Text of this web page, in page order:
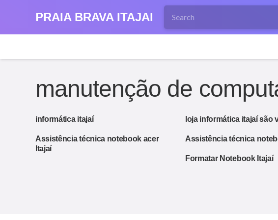
PRAIA BRAVA ITAJAI
manutenção de
informática itajaí loja informática itajaí são
Assistência técnica notebook acer
Itajaí
Assistência técnica
Formatar Notebook Itajaí